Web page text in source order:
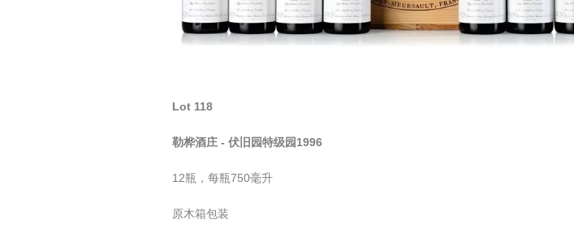
Lot 118
勒桦酒庄 - 伏旧园特级园1996
12瓶，每瓶750毫升
原木箱包装